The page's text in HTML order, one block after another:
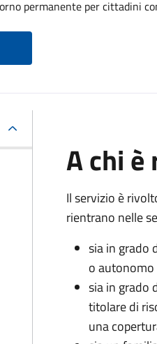
permanente per cittadini
A chi
Il servizio è
rientrano nelle
sia in grado
o autonomo
sia in grado
titolare di
una